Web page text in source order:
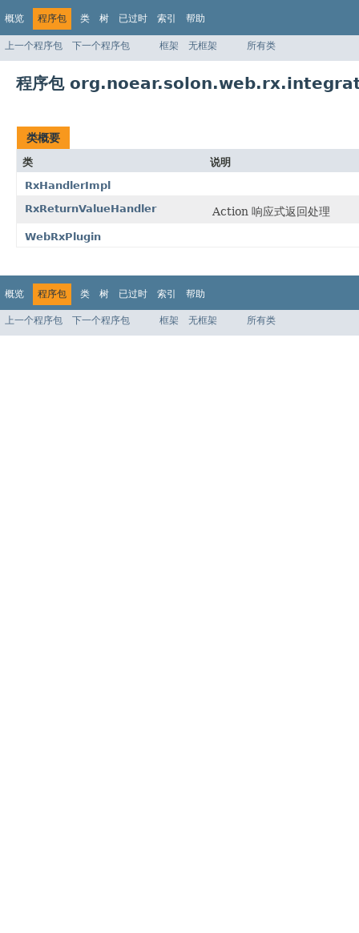
概览 程序包 类 树 已过时 索引 帮助
上一个程序包 下一个程序包 框架 无框架 所有类
程序包
类概要
类
说明
RxHandlerImpl
RxReturnValueHandler
Action 响应式返回处理
WebRxPlugin
概览 程序包 类 树 已过时 索引 帮助
上一个程序包 下一个程序包 框架 无框架 所有类